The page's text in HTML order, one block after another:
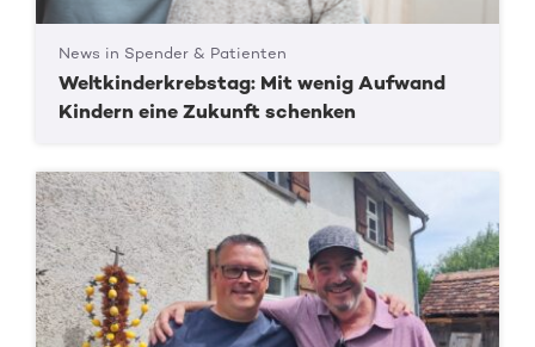
News in Spender & Patienten
Weltkinderkrebstag: Mit wenig Aufwand
Kindern eine Zukunft schenken